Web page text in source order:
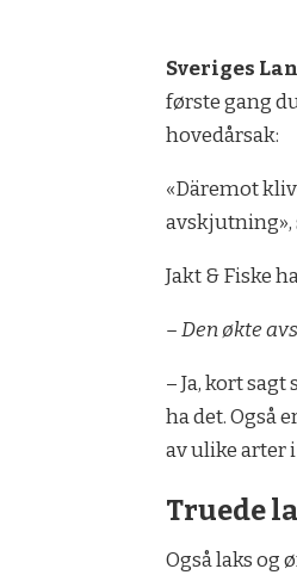
Sveriges
første gang
hovedårsak:
«Däremot
avskjutning»,
Jakt & Fiske
– Den økte
– Ja, kort
ha det. Også
av ulike arter
Truede
Også laks og